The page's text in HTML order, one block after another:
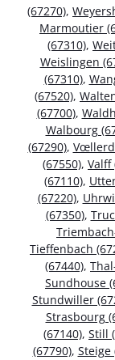
(67270),
Marmoutier
(67310),
Weislingen
(67310),
(67520),
(67700),
Walbourg
(67290),
(67550), Valff
(67110),
(67220),
(67350),
Tieffenbach
(67440),
Sundhouse
Stundwiller
Strasbourg
(67140), Still
(67790), Steige